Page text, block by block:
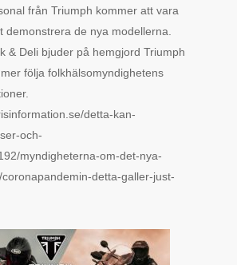
från Triumph kommer att vara
demonstrera de nya modellerna.
& Deli bjuder på hemgjord Triumph
följa folkhälsomyndighetens
detta-kan-
och-
myndigheterna-om-det-nya-
detta-galler-just-